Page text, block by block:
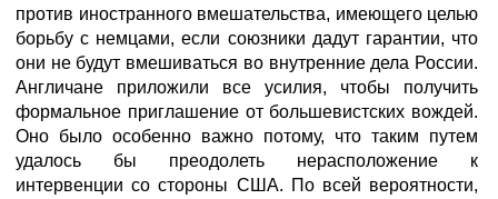
против иностранного вмешательства, имеющего целью
борьбу с немцами, если союзники дадут гарантии, что
они не будут вмешиваться во внутренние дела России.
Англичане приложили все усилия, чтобы получить
формальное приглашение от большевистских вождей.
Оно было особенно важно потому, что таким путем
удалось бы преодолеть нерасположение к
интервенции со стороны США. По всей вероятности,